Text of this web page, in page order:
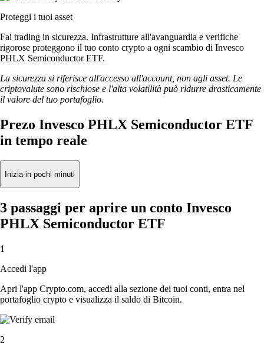
Proteggi i tuoi asset
Fai trading in sicurezza. Infrastrutture all'avanguardia e verifiche
rigorose proteggono il tuo conto crypto a ogni scambio di Invesco
PHLX Semiconductor ETF.
La sicurezza si riferisce all'accesso all'account, non agli asset. Le
criptovalute sono rischiose e l'alta volatilità può ridurre drasticamente
il valore del tuo portafoglio.
Prezo Invesco PHLX Semiconductor ETF
in tempo reale
Inizia in pochi minuti
3 passaggi per aprire un conto Invesco
PHLX Semiconductor ETF
1
Accedi l'app
Apri l'app Crypto.com, accedi alla sezione dei tuoi conti, entra nel
portafoglio crypto e visualizza il saldo di Bitcoin.
2